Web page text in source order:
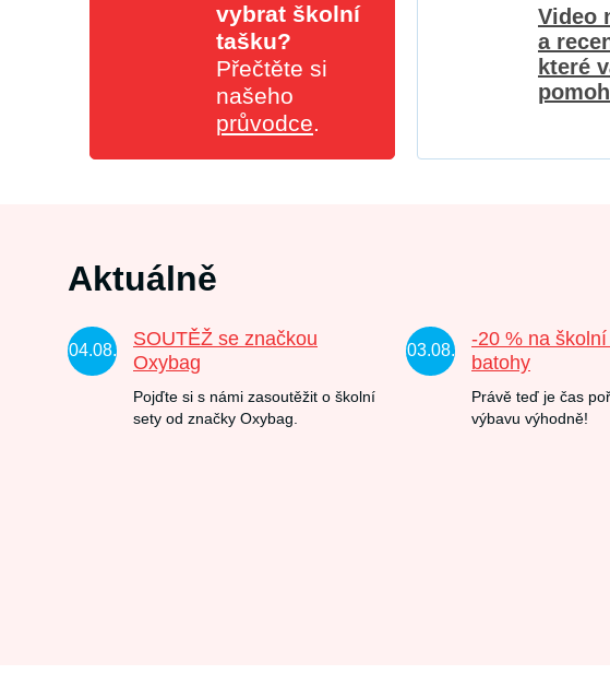
vybrat školní
tašku?
Přečtěte si
našeho
průvodce.
Video
a
které
Aktuálně
04.08.
SOUTĚŽ se značkou
Oxybag
Pojďte si s námi zasoutěžit o školní
sety od značky Oxybag.
03.08.
-20 % na
batohy
Právě teď je čas
výbavu výhodně!